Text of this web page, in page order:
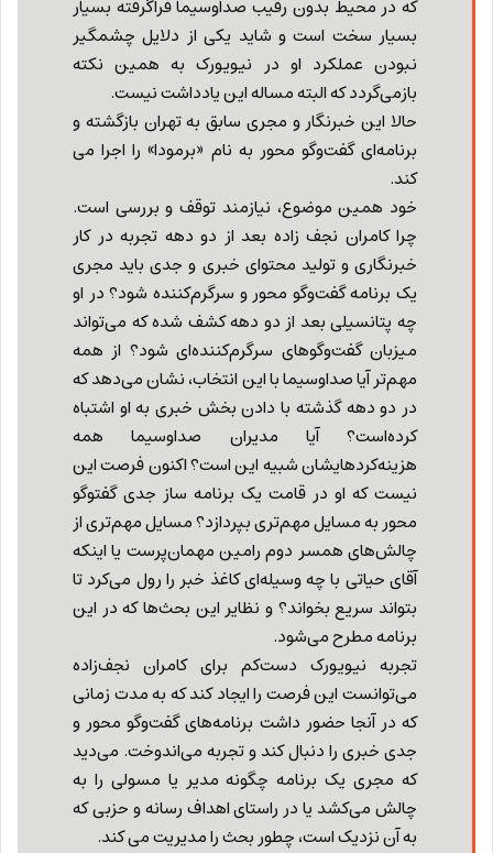
که در محیط بدون رقیب صداوسیما فراگرفته بسیار
بسیار سخت است و شاید یکی از دلایل چشمگیر
نبودن عملکرد او در نیویورک به همین نکته
بازمی‌گردد که البته مساله این یادداشت نیست.
حالا این خبرنگار و مجری سابق به تهران بازگشته و
برنامه‌ای گفت‌وگو محور به نام «برمودا» را اجرا می
کند.
خود همین موضوع، نیازمند توقف و بررسی است.
چرا کامران نجف زاده بعد از دو دهه تجربه در کار
خبرنگاری و تولید محتوای خبری و جدی باید مجری
یک برنامه گفت‌وگو محور و سرگرم‌کننده شود؟ در او
چه پتانسیلی بعد از دو دهه کشف شده که می‌تواند
میزبان گفت‌وگوهای سرگرم‌کننده‌ای شود؟ از همه
مهم‌تر آیا صداوسیما با این انتخاب، نشان می‌دهد که
در دو دهه گذشته با دادن بخش خبری به او اشتباه
کرده‌است؟ آیا مدیران صداوسیما همه
هزینه‌کردهایشان شبیه این است؟ اکنون فرصت این
نیست که او در قامت یک برنامه ساز جدی گفتوگو
محور به مسایل مهم‌تری بپردازد؟ مسایل مهم‌تری از
چالش‌های همسر دوم رامین مهمان‌پرست یا اینکه
آقای حیاتی با چه وسیله‌ای کاغذ خبر را رول می‌کرد تا
بتواند سریع بخواند؟ و نظایر این بحث‌ها که در این
برنامه مطرح می‌شود.
تجربه نیویورک دست‌کم برای کامران نجف‌زاده
می‌توانست این فرصت را ایجاد کند که به مدت زمانی
که در آنجا حضور داشت برنامه‌های گفت‌وگو محور و
جدی خبری را دنبال کند و تجربه می‌اندوخت. می‌دید
که مجری یک برنامه چگونه مدیر یا مسولی را به
چالش می‌کشد یا در راستای اهداف رسانه‌ و حزبی که
به آن نزدیک است، چطور بحث را مدیریت می کند.